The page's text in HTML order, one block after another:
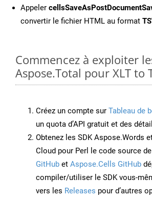
Appeler
convertir le fichier HTML au format
Commencez à exploiter
Aspose.Total pour XLT to
Créez un compte sur Tableau de
un quota d’API gratuit et des
Obtenez les SDK Aspose.Words
Cloud pour Perl le code source de
GitHub et Aspose.Cells GitHub
compiler/utiliser le SDK vous-
vers les Releases pour d’autres